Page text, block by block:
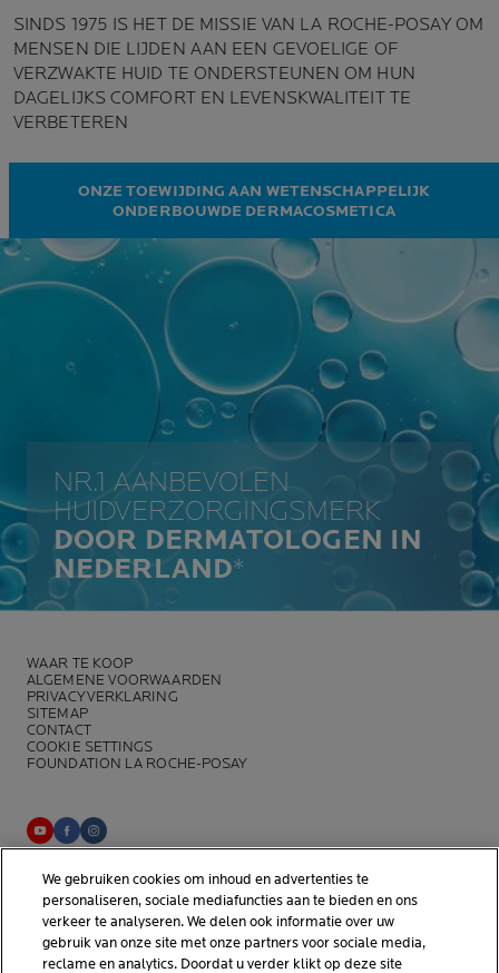
SINDS 1975 IS HET DE MISSIE VAN LA ROCHE-POSAY OM
MENSEN DIE LIJDEN AAN EEN GEVOELIGE OF
VERZWAKTE HUID TE ONDERSTEUNEN OM HUN
DAGELIJKS COMFORT EN LEVENSKWALITEIT TE
VERBETEREN
ONZE TOEWIJDING AAN WETENSCHAPPELIJK
ONDERBOUWDE DERMACOSMETICA
NR.1 AANBEVOLEN
HUIDVERZORGINGSMERK
DOOR DERMATOLOGEN IN
NEDERLAND*
WAAR TE KOOP
ALGEMENE VOORWAARDEN
PRIVACYVERKLARING
SITEMAP
CONTACT
COOKIE SETTINGS
FOUNDATION LA ROCHE-POSAY
La Roche-Posay Laboratoire Dermatologique CAI
86270 La Roche-Posay France
consumercareNL@loreal.com
We gebruiken cookies om inhoud en advertenties te
personaliseren, sociale mediafuncties aan te bieden en ons
verkeer te analyseren. We delen ook informatie over uw
gebruik van onze site met onze partners voor sociale media,
reclame en analytics. Doordat u verder klikt op deze site